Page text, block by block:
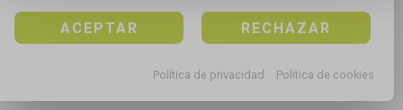
ACEPTAR RECHAZAR
Política de privacidad Política de cookies